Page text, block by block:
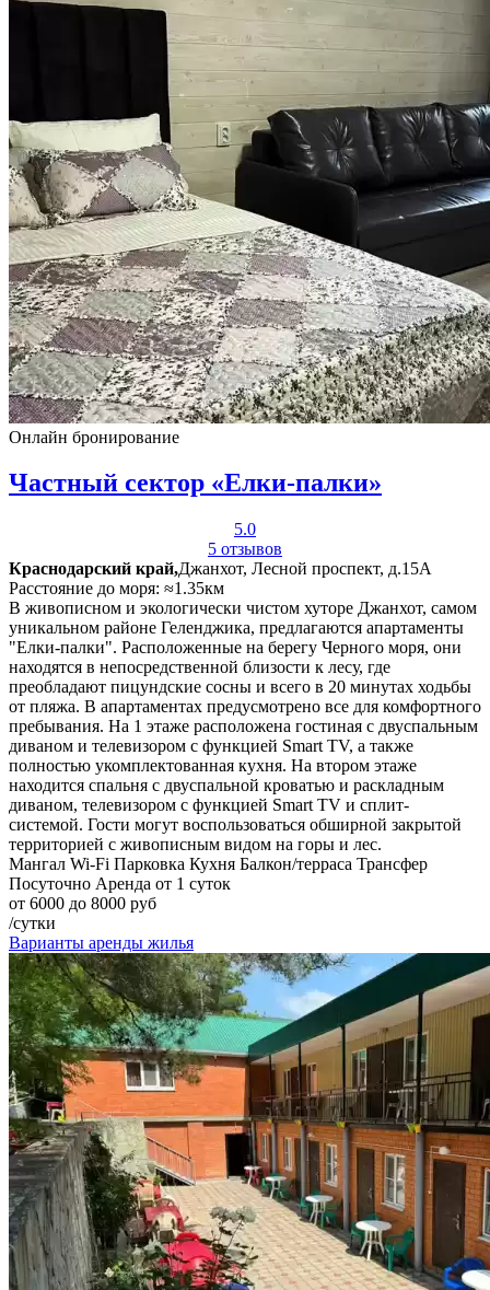
Онлайн бронирование
Частный сектор «Елки-палки»
5.0
5 отзывов
Краснодарский край,Джанхот, Лесной проспект, д.15А
Расстояние до моря: ≈1.35км
В живописном и экологически чистом хуторе Джанхот, самом
уникальном районе Геленджика, предлагаются апартаменты
"Елки-палки". Расположенные на берегу Черного моря, они
находятся в непосредственной близости к лесу, где
преобладают пицундские сосны и всего в 20 минутах ходьбы
от пляжа. В апартаментах предусмотрено все для комфортного
пребывания. На 1 этаже расположена гостиная с двуспальным
диваном и телевизором с функцией Smart TV, а также
полностью укомплектованная кухня. На втором этаже
находится спальня с двуспальной кроватью и раскладным
диваном, телевизором с функцией Smart TV и сплит-
системой. Гости могут воспользоваться обширной закрытой
территорией с живописным видом на горы и лес.
Мангал Wi-Fi Парковка Кухня Балкон/терраса Трансфер
Посуточно Аренда от 1 суток
от 6000 до 8000 руб
/сутки
Варианты аренды жилья